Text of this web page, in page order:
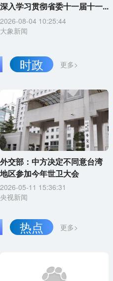
深入学习贯彻省委十一届十一...
2026-08-04 10:25:44
大象新闻
更多>
时政
外交部：中方决定不同意台湾
地区参加今年世卫大会
2026-05-11 15:36:31
央视新闻
更多>
热点